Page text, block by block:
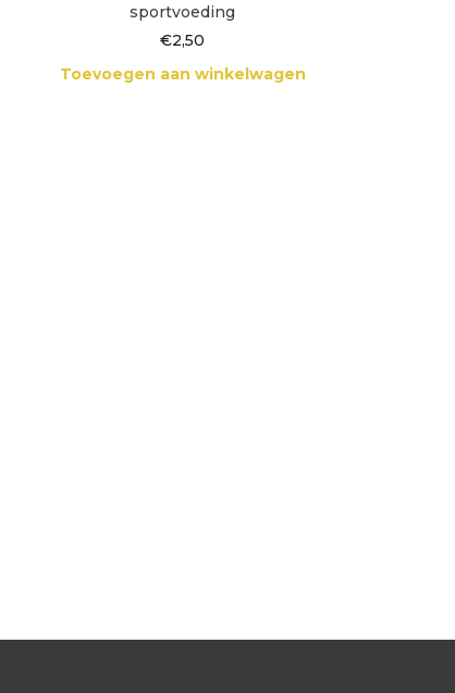
sportvoeding
€2,50
Toevoegen aan winkelwagen